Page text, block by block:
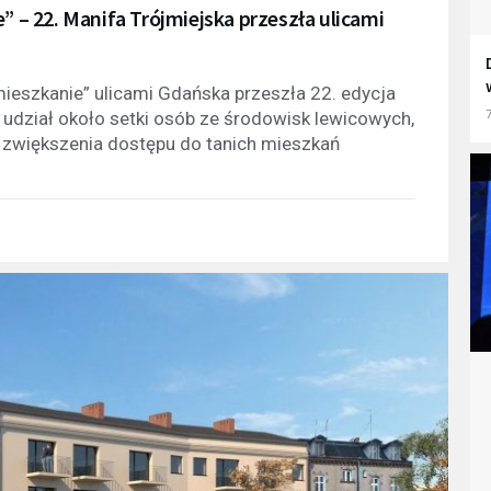
– 22. Manifa Trójmiejska przeszła ulicami
ulicami Gdańska przeszła 22. edycja
około setki osób ze środowisk lewicowych,
dostępu do tanich mieszkań